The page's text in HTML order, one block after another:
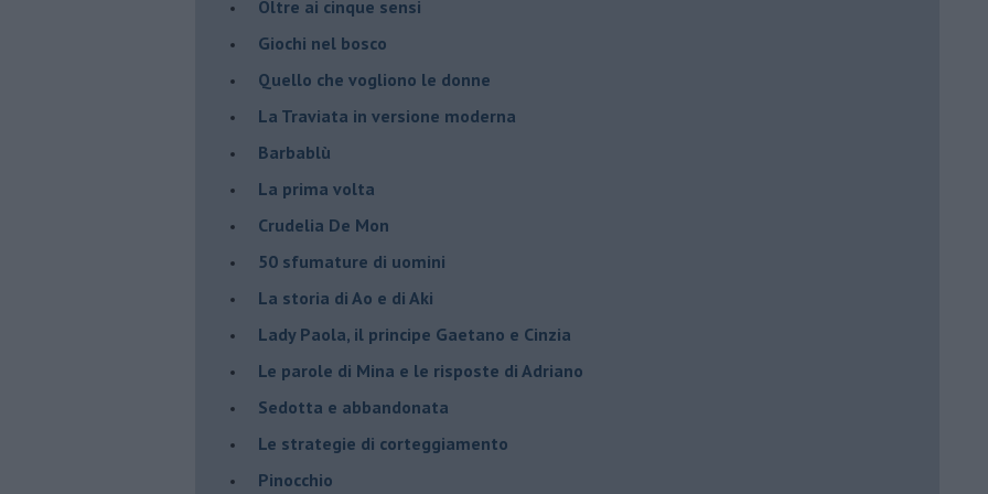
Oltre ai cinque sensi
Giochi nel bosco
Quello che vogliono le donne
La Traviata in versione moderna
Barbablù
La prima volta
Crudelia De Mon
50 sfumature di uomini
La storia di Ao e di Aki
Lady Paola, il principe Gaetano e Cinzia
Le parole di Mina e le risposte di Adriano
Sedotta e abbandonata
Le strategie di corteggiamento
Pinocchio